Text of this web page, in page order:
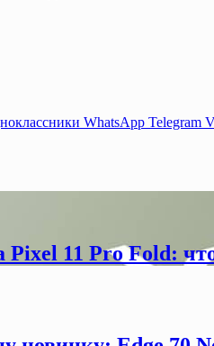
WhatsApp Telegram
Pixel 11 Pro Fold: